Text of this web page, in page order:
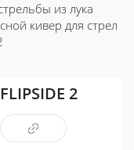
из лука
кивер для стрел
2